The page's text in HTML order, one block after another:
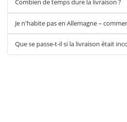
Combien de temps dure la livraison ?
Je n'habite pas en Allemagne –
Que se passe-t-il si la livraison était